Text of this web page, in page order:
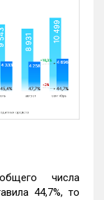
числа
44,7%, то